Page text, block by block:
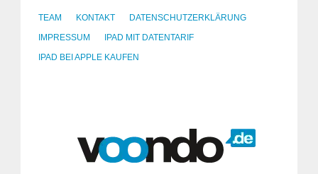
TEAM KONTAKT
DATENSCHUTZERKLÄRUNG
IMPRESSUM
IPAD MIT DATENTARIF
IPAD BEI APPLE KAUFEN